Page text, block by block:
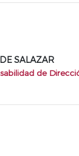
SALAZAR
de